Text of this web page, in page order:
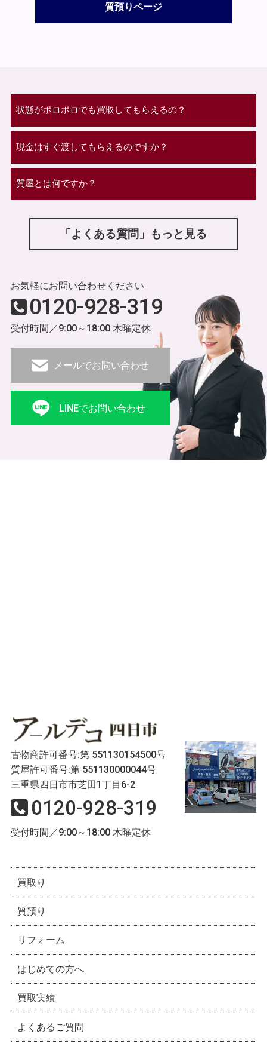
質預りページ
状態がボロボロでも買取してもらえるの？
現金はすぐ渡してもらえるのですか？
質屋とは何ですか？
「よくある質問」もっと見る
お気軽にお問い合わせください
0120-928-319
受付時間／9:00～18:00 木曜定休
メールでお問い合わせ
LINEでお問い合わせ
古物商許可番号:第 551130154500号
質屋許可番号:第 551130000044号
三重県四日市市芝田1丁目6-2
0120-928-319
受付時間／9:00～18:00 木曜定休
買取り
質預り
リフォーム
はじめての方へ
買取実績
よくあるご質問